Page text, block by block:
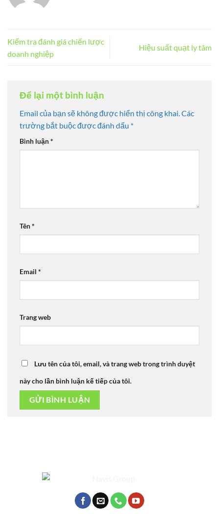
Kiểm tra đánh giá chiến lược
doanh nghiệp
Hiệu suất quạt ly tâm
Để lại một bình luận
Email của bạn sẽ không được hiển thị công khai.Các
trường bắt buộc được đánh dấu *
Bình luận*
Tên*
Email *
Trang web
Lưu tên của tôi, email, và trang web trong trình duyệt
này cho lần bình luận kế tiếp của tôi.